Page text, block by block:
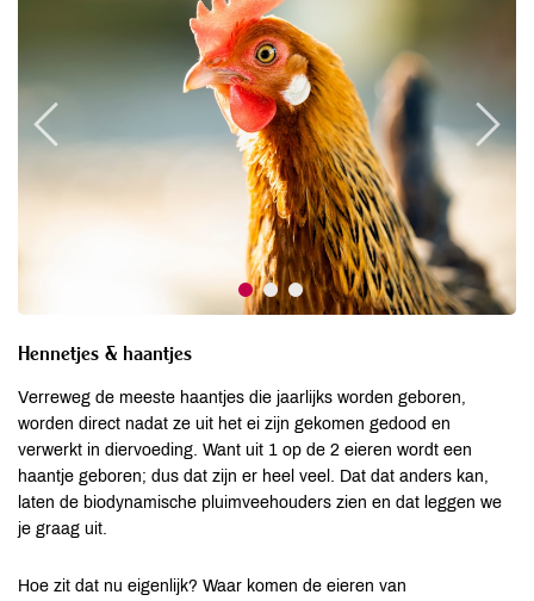
Hennetjes & haantjes
Verreweg de meeste haantjes die jaarlijks worden geboren,
worden direct nadat ze uit het ei zijn gekomen gedood en
verwerkt in diervoeding. Want uit 1 op de 2 eieren wordt een
haantje geboren; dus dat zijn er heel veel. Dat dat anders kan,
laten de biodynamische pluimveehouders zien en dat leggen we
je graag uit.
Hoe zit dat nu eigenlijk? Waar komen de eieren van